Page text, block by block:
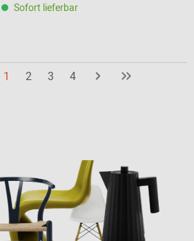
Sofort lieferbar
1 2 3 4